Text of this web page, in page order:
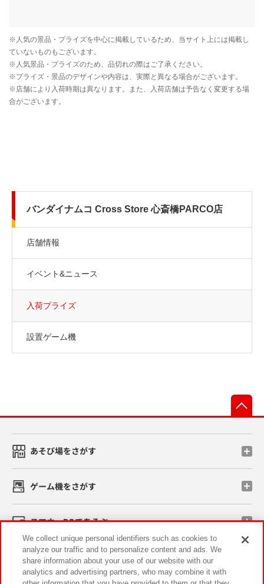
バンダイナムコ Cross Store 心斎橋PARCO店
店舗情報
イベント&ニュース
入荷プライズ
設置ゲーム機
あそび場をさがす
ゲーム機をさがす
スマホ・PCであそぶ
イベント・キャンペーン
We collect unique personal identifiers such as cookies to
analyze our traffic and to personalize content and ads. We
share information about your use of our website with our
analytics and advertising partners, who may combine it with